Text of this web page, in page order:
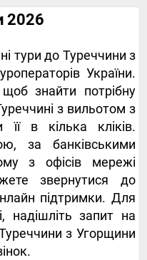
2026
тури до Туреччини з
України.
знайти потрібну
з вильотом з
в кілька кліків.
за банківськими
з офісів мережі
звернутися до
підтримки. Для
надішліть запит на
з Угорщини